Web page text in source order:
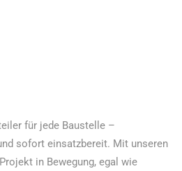
für jede Baustelle –
sofort einsatzbereit. Mit unseren
in Bewegung, egal wie